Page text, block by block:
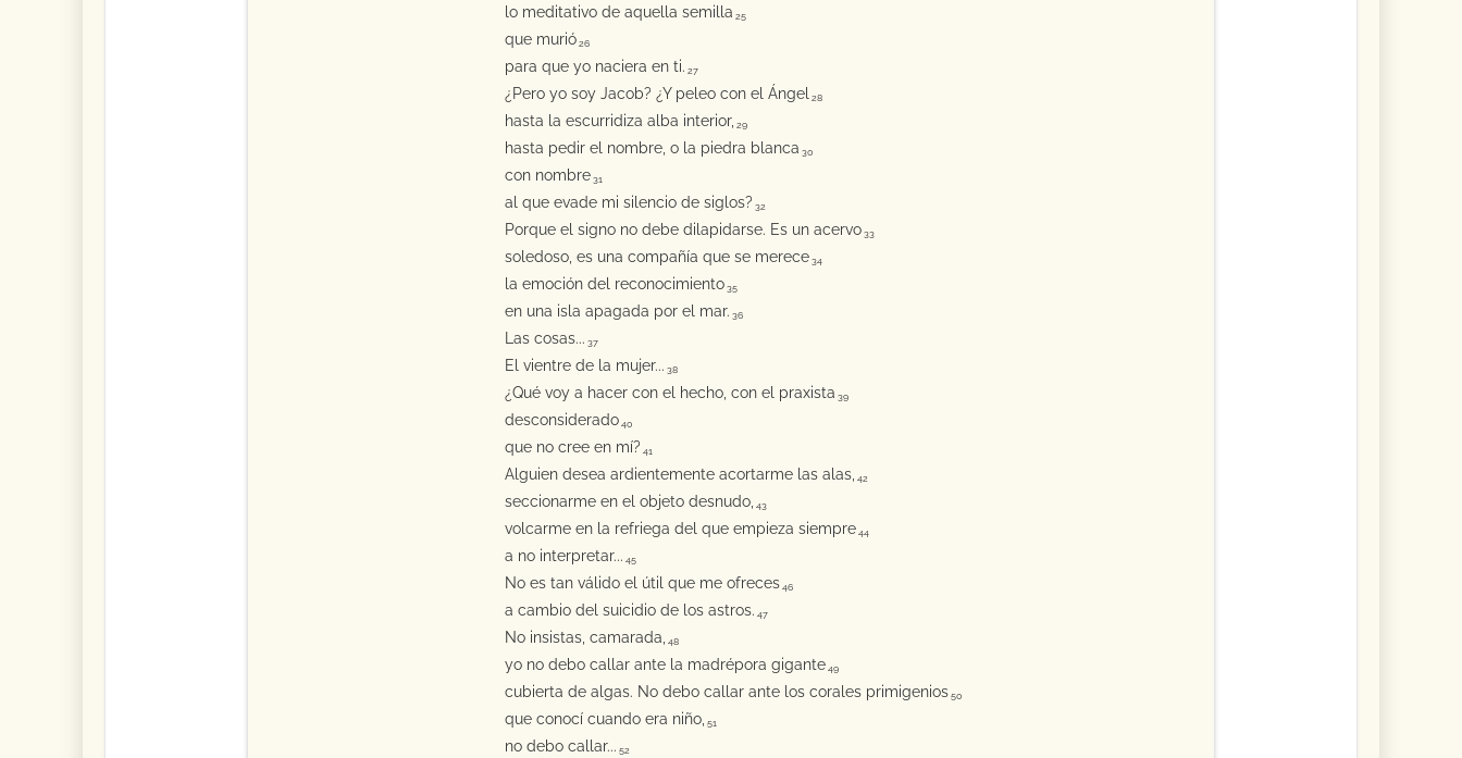
lo meditativo de aquella semilla 25
que murió 26
para que yo naciera en ti. 27
¿Pero yo soy Jacob? ¿Y peleo con el Ángel 28
hasta la escurridiza alba interior, 29
hasta pedir el nombre, o la piedra blanca 30
con nombre 31
al que evade mi silencio de siglos? 32
Porque el signo no debe dilapidarse. Es un acervo 33
soledoso, es una compañía que se merece 34
la emoción del reconocimiento 35
en una isla apagada por el mar. 36
Las cosas... 37
El vientre de la mujer... 38
¿Qué voy a hacer con el hecho, con el praxista 39
desconsiderado 40
que no cree en mí? 41
Alguien desea ardientemente acortarme las alas, 42
seccionarme en el objeto desnudo, 43
volcarme en la refriega del que empieza siempre 44
a no interpretar... 45
No es tan válido el útil que me ofreces 46
a cambio del suicidio de los astros. 47
No insistas, camarada, 48
yo no debo callar ante la madrépora gigante 49
cubierta de algas. No debo callar ante los corales primigenios 50
que conocí cuando era niño, 51
no debo callar... 52